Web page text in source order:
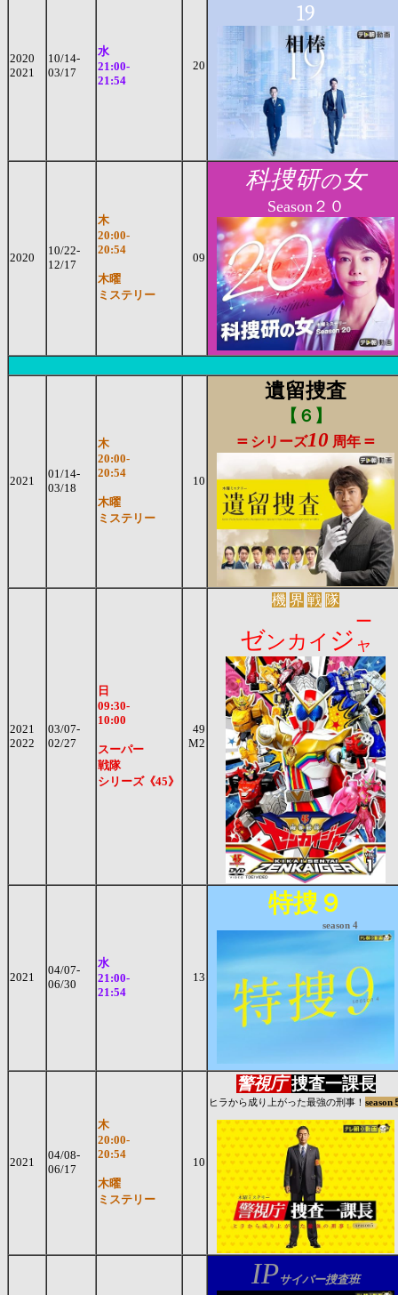
2020
2021
10/14-
03/17
水
21:00-
21:54
20
19
2020
10/22-
12/17
木
20:00-
20:54
木曜
ミステリー
09
科捜研の女
Season２０
2021
01/14-
03/18
木
20:00-
20:54
木曜
ミステリー
10
遺留捜査
【６】
＝ シリーズ10 周年 ＝
2021
2022
03/07-
02/27
日
09:30-
10:00
スーパー
戦隊
シリーズ《45》
49
M2
機 界 戦 隊
ゼンカイ ジ
ー
ャ
2021
04/07-
06/30
水
21:00-
21:54
13
特捜９
season 4
2021
04/08-
06/17
木
20:00-
20:54
木曜
ミステリー
10
警視庁捜査一課長
ヒラから成り上がった最強の刑事！ season
IPサイバー捜査班